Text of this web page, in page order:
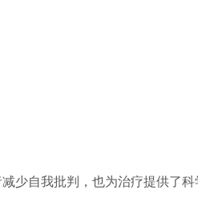
少自我批判，也为治疗提供了